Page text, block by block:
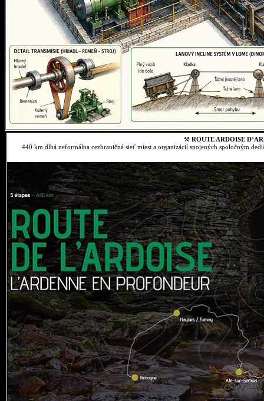
⚒ ROUTE ARDOISE
440 km dlhá neformálna cezhraničná sieť miest a organizácií spojených spoločným